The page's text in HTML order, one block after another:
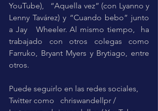
YouTube),   “Aquella vez” (con Lyanno y
Lenny Tavárez) y “Cuando bebo” junto
a Jay   Wheeler. Al mismo tiempo,  ha
trabajado con otros colegas como
Farruko, Bryant Myers y Brytiago, entre
otros.
Puede seguirlo en las redes sociales,
Twitter como   chriswandellpr /